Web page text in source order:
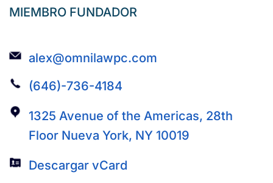
MIEMBRO FUNDADOR
alex@omnilawpc.com
(646)-736-4184
1325 Avenue of the Americas, 28th
Floor Nueva York, NY 10019
Descargar vCard